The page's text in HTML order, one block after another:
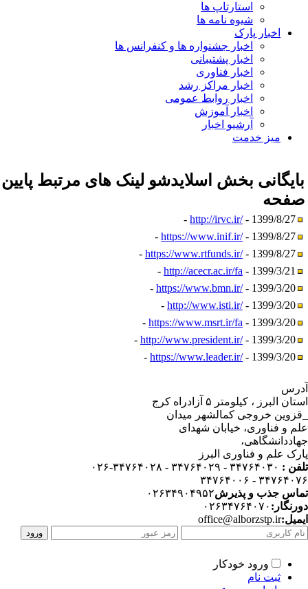
استارتاپ ها
شیوه نامه ها
اخبار پارک
اخبار جشنواره ها و کنفرانس ها
اخبار پشتیبانی
اخبار فناوری
اخبار مراکز رشد
اخبار روابط عمومی
اخبار آموزش
آرشیو اخبار
میز خدمت
بخشاسلایدشو لینک های مرتبط پایین
http://irvc.ir/ - 1399/8/27 -
https://www.inif.ir/ - 1399/8/27 -
https://www.rtfunds.ir/ - 1399/8/27 -
http://acecr.ac.ir/fa - 1399/3/21 -
https://www.bmn.ir/ - 1399/3/20 -
http://www.isti.ir/ - 1399/3/20 -
https://www.msrt.ir/fa - 1399/3/20 -
http://www.president.ir/ - 1399/3/20 -
https://www.leader.ir/ - 1399/3/20 -
استان البرز ، کیلومتر ۵ آزادراه کرج
خروجی کمالشهر میدان
و فناوری، خیابان شهدای
علم و فناوری البرز
:
- ۳۴۷۶۴۰۰۶
جذب و پذیرش۰۲۶۳۴۹۰۴۹۵۲
۰۲۶۳۴۷۶۴۰۷۰
office@alborzstp.ir
ورود خودکار
ثبت نام